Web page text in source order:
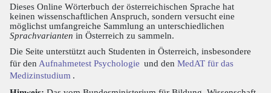
Dieses Online Wörterbuch der österreichischen Sprache hat
keinen wissenschaftlichen Anspruch, sondern versucht eine
möglichst umfangreiche Sammlung an unterschiedlichen
Sprachvarianten in Österreich zu sammeln.
Die Seite unterstützt auch Studenten in Österreich, insbesondere
für den Aufnahmetest Psychologie und den MedAT für das
Medizinstudium .